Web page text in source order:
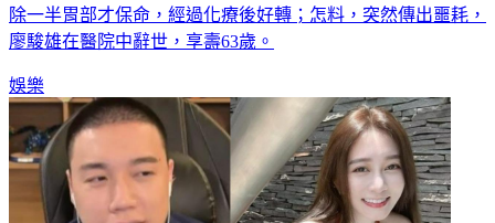
除一半胃部才保命，經過化療後好轉；怎料，突然傳出噩耗，
廖駿雄在醫院中辭世，享壽63歲。
娛樂